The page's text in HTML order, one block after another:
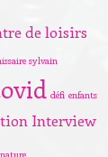
de loisirs
sylvain
défi enfants
Interview